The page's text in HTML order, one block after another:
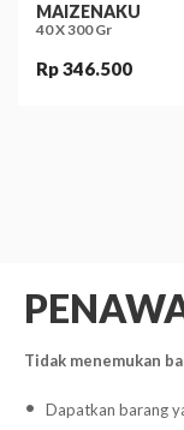
MAIZENAKU
40 X 300 Gr
Rp 346.500
Tidak menemukan
Dapatkan barang